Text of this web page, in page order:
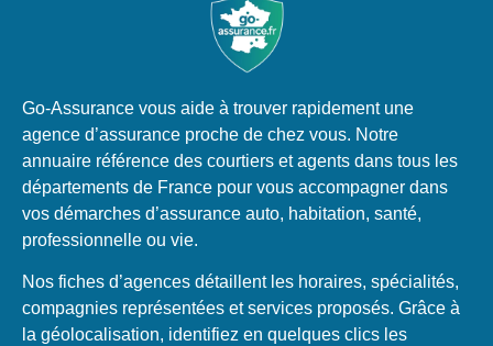
Go-Assurance vous aide à trouver rapidement une
agence d’assurance proche de chez vous. Notre
annuaire référence des courtiers et agents dans tous les
départements de France pour vous accompagner dans
vos démarches d’assurance auto, habitation, santé,
professionnelle ou vie.
Nos fiches d’agences détaillent les horaires, spécialités,
compagnies représentées et services proposés. Grâce à
la géolocalisation, identifiez en quelques clics les